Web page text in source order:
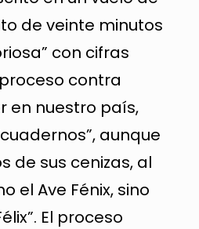
de veinte minutos
con cifras
contra
en nuestro país,
aunque
de sus cenizas, al
el Ave Fénix, sino
El proceso